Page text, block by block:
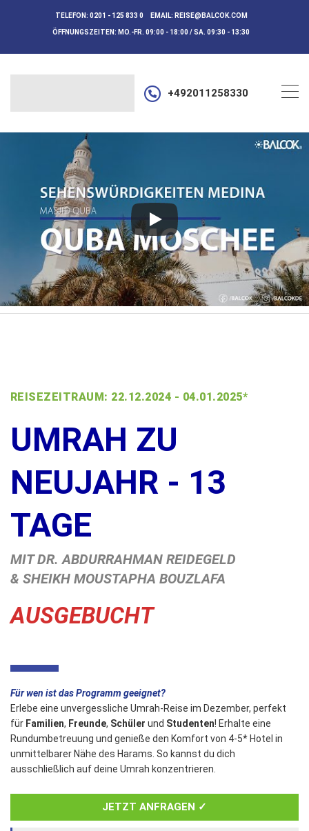
TELEFON: 0201 - 125 833 0 EMAIL: REISE@BALCOK.COM
ÖFFNUNGSZEITEN: MO.-FR. 09:00 - 18:00 / SA. 09:30 - 13:30
+492011258330
REISEZEITRAUM: 22.12.2024 - 04.01.2025*
UMRAH ZU
NEUJAHR - 13
TAGE
MIT DR. ABDURRAHMAN REIDEGELD
& SHEIKH MOUSTAPHA BOUZLAFA
AUSGEBUCHT
Für wen ist das Programm geeignet?
Erlebe eine unvergessliche Umrah-Reise im Dezember, perfekt
für Familien, Freunde, Schüler und Studenten! Erhalte eine
Rundumbetreuung und genieße den Komfort von 4-5* Hotel in
unmittelbarer Nähe des Harams. So kannst du dich
ausschließlich auf deine Umrah konzentrieren.
JETZT ANFRAGEN ✓